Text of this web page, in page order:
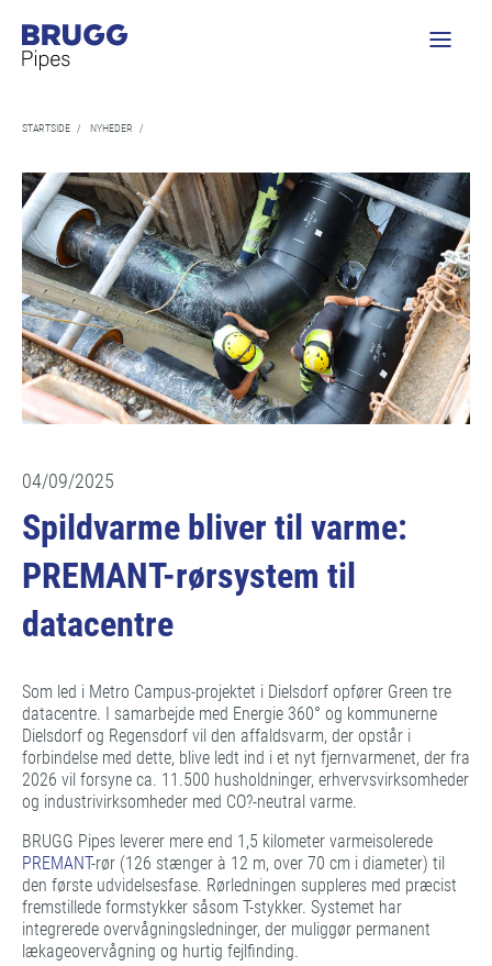
STARTSIDE / NYHEDER /
04/09/2025
Spildvarme bliver til varme:
PREMANT-rørsystem til
datacentre
Som led i Metro Campus-projektet i Dielsdorf opfører Green tre
datacentre. I samarbejde med Energie 360° og kommunerne
Dielsdorf og Regensdorf vil den affaldsvarm, der opstår i
forbindelse med dette, blive ledt ind i et nyt fjernvarmenet, der fra
2026 vil forsyne ca. 11.500 husholdninger, erhvervsvirksomheder
og industrivirksomheder med CO?-neutral varme.
BRUGG Pipes leverer mere end 1,5 kilometer varmeisolerede
PREMANT-rør (126 stænger à 12 m, over 70 cm i diameter) til
den første udvidelsesfase. Rørledningen suppleres med præcist
fremstillede formstykker såsom T-stykker. Systemet har
integrerede overvågningsledninger, der muliggør permanent
lækageovervågning og hurtig fejlfinding.